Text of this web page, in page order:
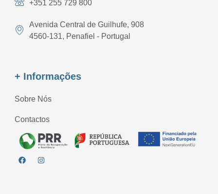
+351 255 729 800
Avenida Central de Guilhufe, 908
4560-131, Penafiel - Portugal
+ Informações
Sobre Nós
Contactos